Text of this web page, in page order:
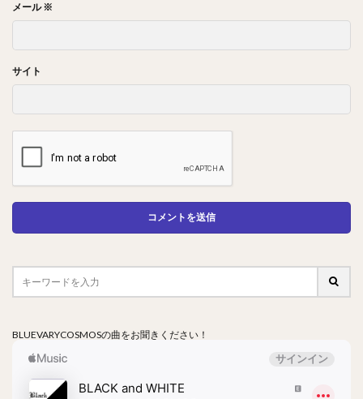
メール※
サイト
BLUEVARYCOSMOSの曲をお聞きください！